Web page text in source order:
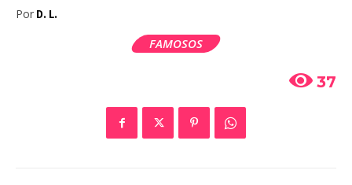
Por D. L.
FAMOSOS
37